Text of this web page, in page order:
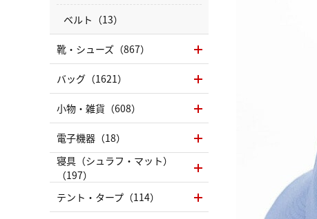
ベルト（13）
靴・シューズ（867）
バッグ（1621）
小物・雑貨（608）
電子機器（18）
寝具（シュラフ・マット）
（197）
テント・タープ（114）